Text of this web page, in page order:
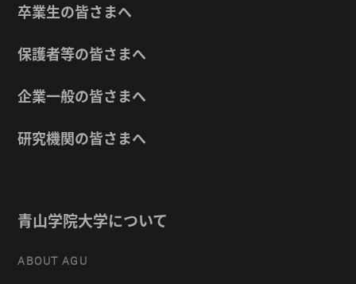
卒業生の皆さまへ
保護者等の皆さまへ
企業一般の皆さまへ
研究機関の皆さまへ
青山学院大学について
ABOUT AGU